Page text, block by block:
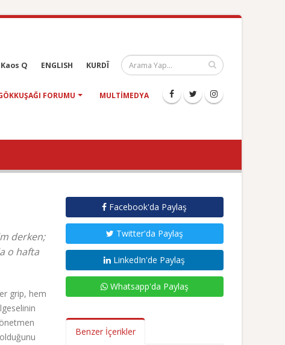
Kaos Q ENGLISH KURDÎ
FORUMU MULTIMEDYA
derken;
o hafta
grip, hem
Facebook'da Paylaş
Twitter'da Paylaş
LinkedIn'de Paylaş
Whatsapp'da Paylaş
Benzer İçerikler